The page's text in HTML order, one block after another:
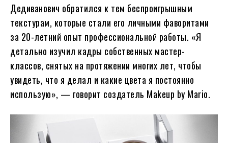
Дедиванович обратился к тем беспроигрышным
текстурам, которые стали его личными фаворитами
за 20-летний опыт профессиональной работы. «Я
детально изучил кадры собственных мастер-
классов, снятых на протяжении многих лет, чтобы
увидеть, что я делал и какие цвета я постоянно
использую», — говорит создатель Makeup by Mario.